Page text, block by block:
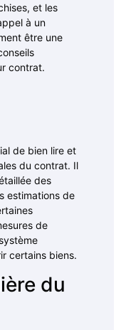
et les
à un
être une
contrat.
de bien lire et
du contrat. Il
des
estimations de
de
certains biens.
du